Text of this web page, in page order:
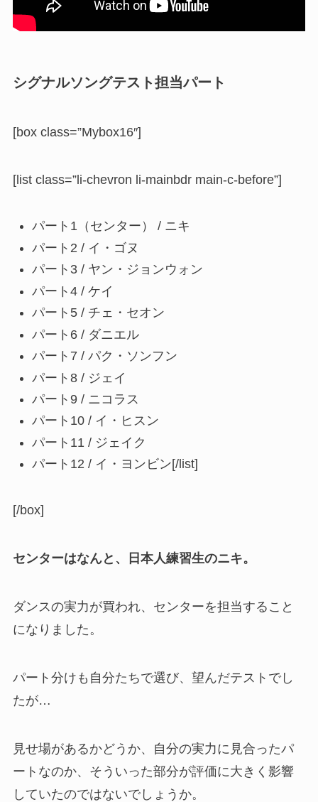
シグナルソングテスト担当パート
[box class=”Mybox16″]
[list class=”li-chevron li-mainbdr main-c-before”]
パート1（センター） / ニキ
パート2 / イ・ゴヌ
パート3 / ヤン・ジョンウォン
パート4 / ケイ
パート5 / チェ・セオン
パート6 / ダニエル
パート7 / パク・ソンフン
パート8 / ジェイ
パート9 / ニコラス
パート10 / イ・ヒスン
パート11 / ジェイク
パート12 / イ・ヨンビン[/list]
[/box]
センターはなんと、日本人練習生のニキ。
ダンスの実力が買われ、センターを担当すること
になりました。
パート分けも自分たちで選び、望んだテストでし
たが…
見せ場があるかどうか、自分の実力に見合ったパ
ートなのか、そういった部分が評価に大きく影響
していたのではないでしょうか。